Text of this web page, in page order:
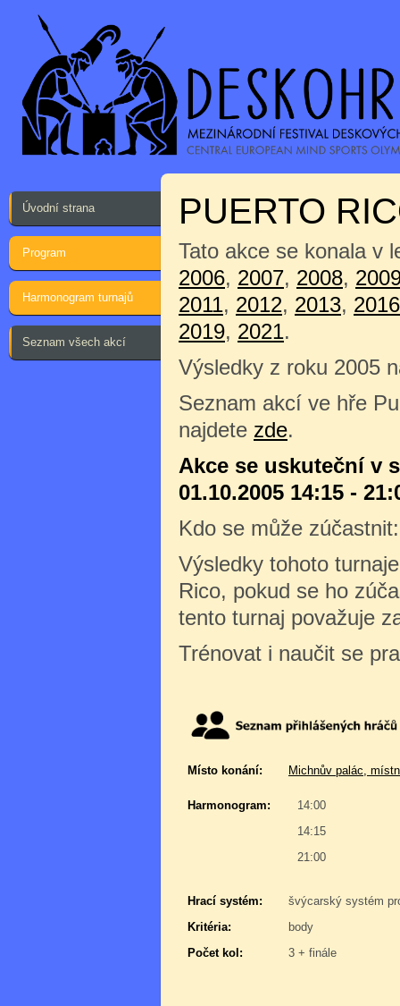
Úvodní strana
Program
Harmonogram turnajů
Seznam všech akcí
PUERTO
Tato akce se konala v
2006, 2007, 2008,
2011, 2012, 2013, 2016
2019, 2021.
Výsledky z roku 2005
Seznam akcí ve hře
najdete zde.
Akce se uskuteční v
01.10.2005 14:15 -
Kdo se může
Výsledky tohoto
Rico, pokud se ho
tento turnaj považuje
Trénovat i naučit se
Místo konání: Michnův palác,
Harmonogram:
14:00
14:15
21:00
Hrací systém:
švýcarský systém
Kritéria:
body
Počet kol:
3 + finále